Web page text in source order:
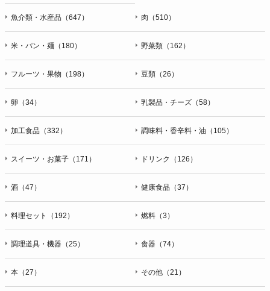
魚介類・水産品（647） 肉（510）
米・パン・麺（180） 野菜類（162）
フルーツ・果物（198） 豆類（26）
卵（34） 乳製品・チーズ（58）
加工食品（332） 調味料・香辛料・油（105）
スイーツ・お菓子（171） ドリンク（126）
酒（47） 健康食品（37）
料理セット（192） 燃料（3）
調理道具・機器（25） 食器（74）
本（27） その他（21）